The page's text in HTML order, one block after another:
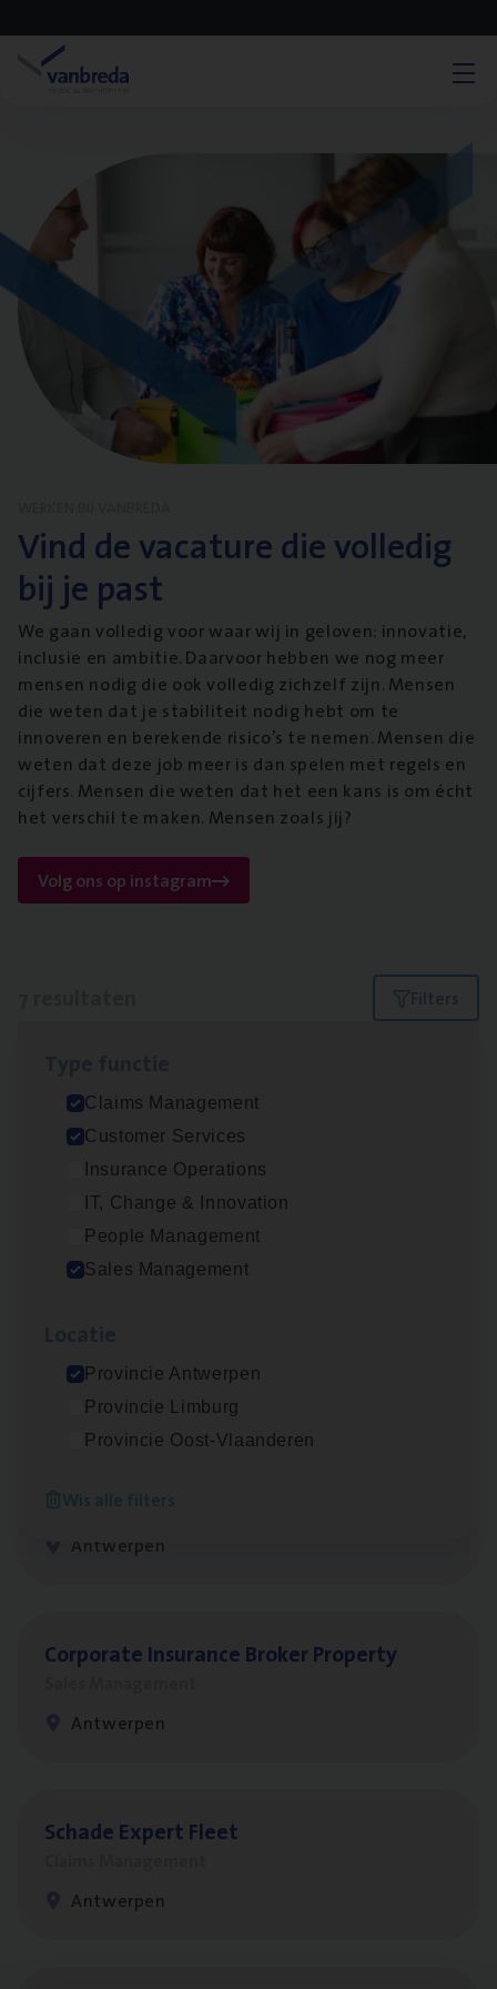
Vind de vacature die volledig
bij je past
We gaan volledig voor waar wij in geloven: innovatie,
inclusie en ambitie. Daarvoor hebben we nog meer
mensen nodig die ook volledig zichzelf zijn. Mensen
die weten dat je stabiliteit nodig hebt om te
innoveren en berekende risico’s te nemen. Mensen die
weten dat deze job meer is dan spelen met regels en
cijfers. Mensen die weten dat het een kans is om écht
het verschil te maken. Mensen zoals jij?
Volg ons op instagram
Filters
Claims Management
Customer Services
Insurance Operations
IT, Change & Innovation
People Management
Sales Management
Provincie Antwerpen
Provincie Limburg
Provincie Oost-Vlaanderen
Wis alle filters
Claims­hand­ler Fleet&
Claims Management
Antwerpen
Insu­ran­ce Bro­kerKMO
Cus­to­mer Care Expert
Customer Services
Antwerpen
Cor­po­ra­te Insu­ran­ce Bro­ker Property
Antwerpen
Scha­de Expert Fleet
Antwerpen